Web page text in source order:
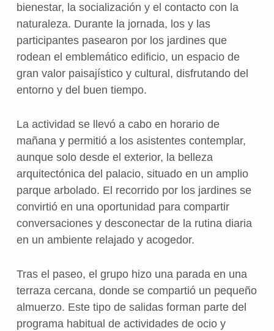
bienestar, la socialización y el contacto con la
naturaleza. Durante la jornada, los y las
participantes pasearon por los jardines que
rodean el emblemático edificio, un espacio de
gran valor paisajístico y cultural, disfrutando del
entorno y del buen tiempo.
La actividad se llevó a cabo en horario de
mañana y permitió a los asistentes contemplar,
aunque solo desde el exterior, la belleza
arquitectónica del palacio, situado en un amplio
parque arbolado. El recorrido por los jardines se
convirtió en una oportunidad para compartir
conversaciones y desconectar de la rutina diaria
en un ambiente relajado y acogedor.
Tras el paseo, el grupo hizo una parada en una
terraza cercana, donde se compartió un pequeño
almuerzo. Este tipo de salidas forman parte del
programa habitual de actividades de ocio y